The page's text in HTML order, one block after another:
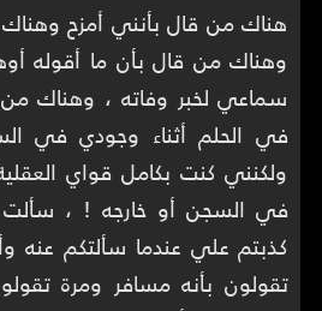
هناك من قال بأنني أمزح
وهناك من قال بأن ما أقوله
سماعي لخبر وفاته ، وهناك
في الحلم أثناء وجودي في
ولكنني كنت بكامل قواي
في السجن أو خارجه ! ،
كذبتم علي عندما سألتكم عنه
تقولون بأنه مسافر ومرة